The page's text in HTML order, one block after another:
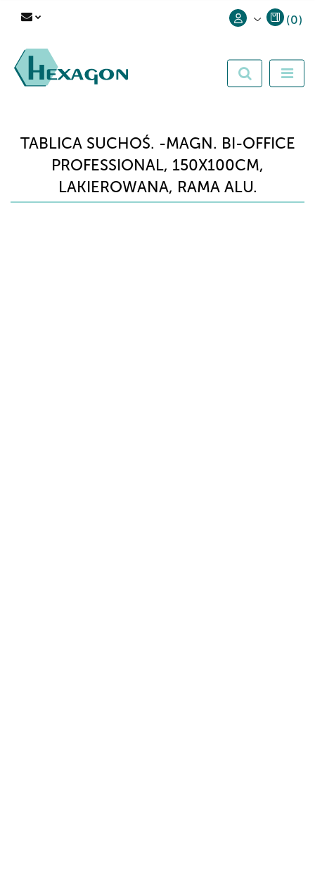
Zarejestruj się
(0)
TABLICA SUCHOŚ. -MAGN. BI-OFFICE
PROFESSIONAL, 150X100CM,
LAKIEROWANA, RAMA ALU.